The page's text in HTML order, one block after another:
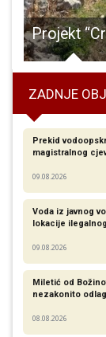
Projekt
ZADNJE
Prekid
magistralnog
09.08.2026
Voda iz javnog
lokacije
09.08.2026
Miletić od
nezakonito
08.08.2026